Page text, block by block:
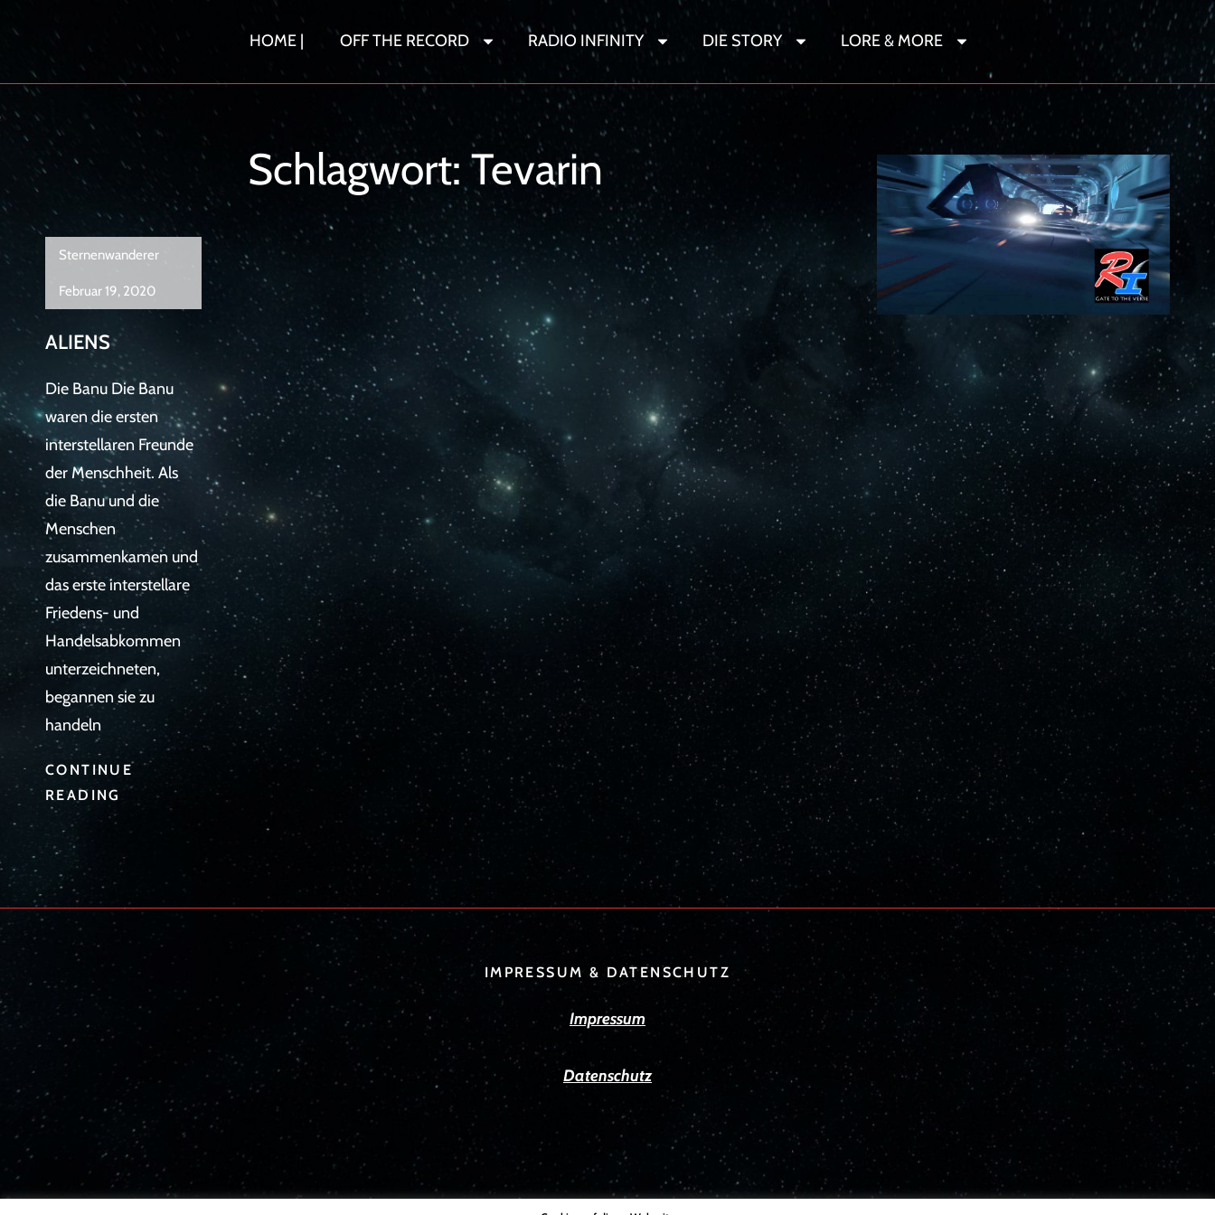
content
HOME | OFF THE RECORD RADIO INFINITY DIE STORY LORE & MORE
Sternenwanderer
Schlagwort:Tevarin
Sternenwanderer
Februar 19, 2020
ALIENS
Die Banu Die Banu
waren die ersten
interstellaren Freunde
der Menschheit. Als
die Banu und die
Menschen
zusammenkamen und
das erste interstellare
Friedens- und
Handelsabkommen
unterzeichneten,
begannen sie zu
handeln
CONTINUE
READING
ALIENS
IMPRESSUM & DATENSCHUTZ
Impressum
Datenschutz